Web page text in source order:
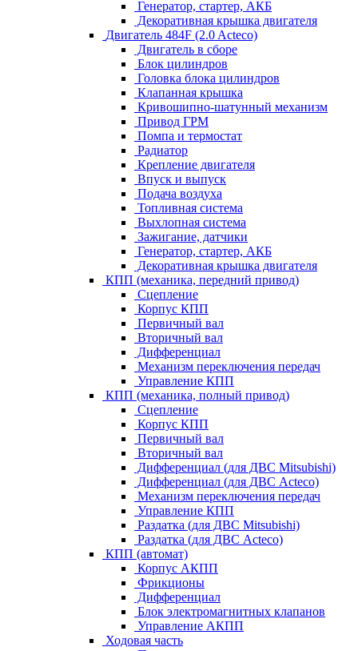
Генератор, стартер, АКБ
Декоративная крышка двигателя
Двигатель 484F (2.0 Acteco)
Двигатель в сборе
Блок цилиндров
Головка блока цилиндров
Клапанная крышка
Кривошипно-шатунный механизм
Привод ГРМ
Помпа и термостат
Радиатор
Крепление двигателя
Впуск и выпуск
Подача воздуха
Топливная система
Выхлопная система
Зажигание, датчики
Генератор, стартер, АКБ
Декоративная крышка двигателя
КПП (механика, передний привод)
Сцепление
Корпус КПП
Первичный вал
Вторичный вал
Дифференциал
Механизм переключения передач
Управление КПП
КПП (механика, полный привод)
Сцепление
Корпус КПП
Первичный вал
Вторичный вал
Дифференциал (для ДВС Mitsubishi)
Дифференциал (для ДВС Acteco)
Механизм переключения передач
Управление КПП
Раздатка (для ДВС Mitsubishi)
Раздатка (для ДВС Acteco)
КПП (автомат)
Корпус АКПП
Фрикционы
Дифференциал
Блок электромагнитных клапанов
Управление АКПП
Ходовая часть